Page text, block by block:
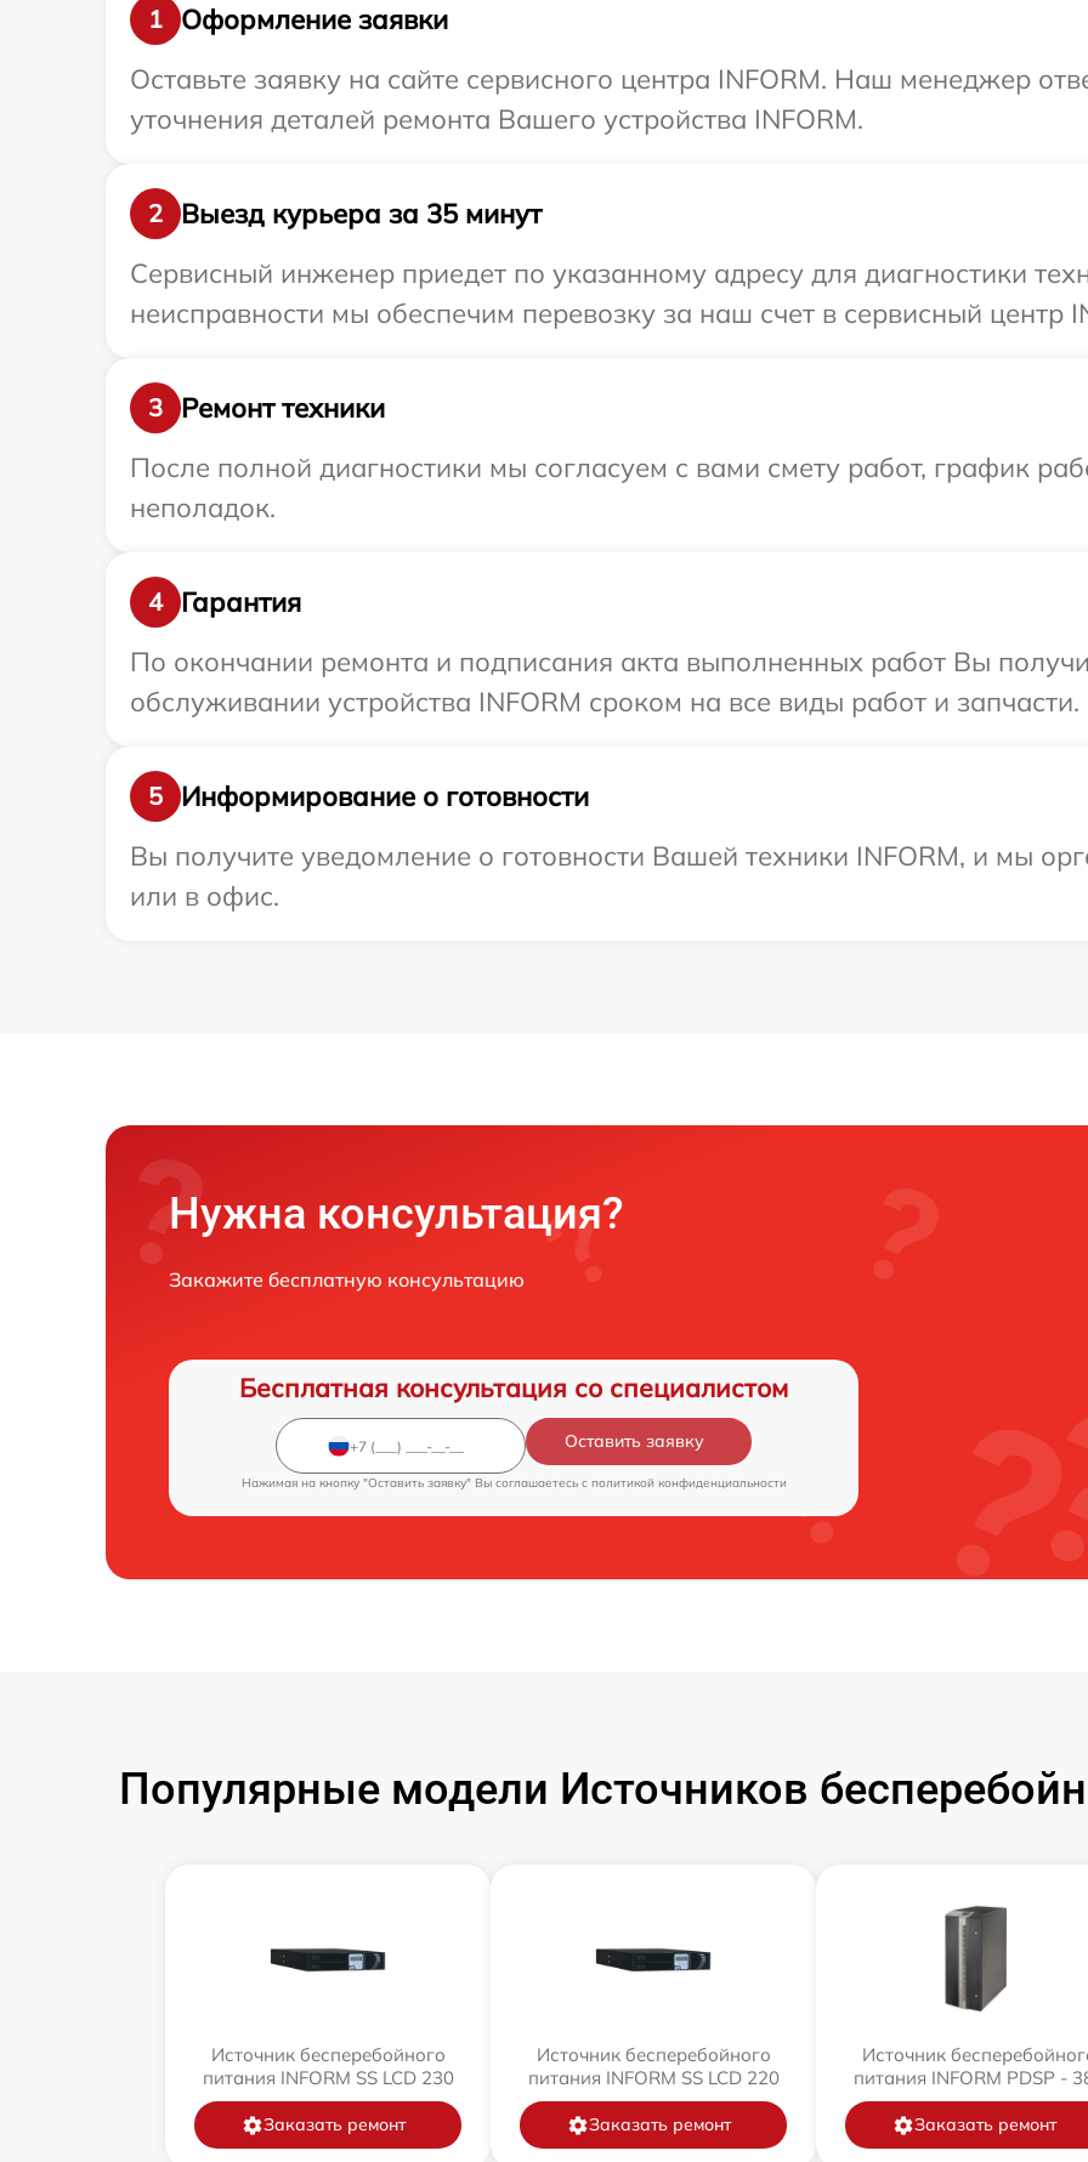
1
Оформление заявки
Оставьте заявку на сайте сервисного центра INFORM. Наш менеджер
уточнения деталей ремонта Вашего устройства INFORM.
2
Выезд курьера за 35 минут
Сервисный инженер приедет по указанному адресу для диагностики
неисправности мы обеспечим перевозку за наш счет в сервисный центр
3
Ремонт техники
После полной диагностики мы согласуем с вами смету работ, график
неполадок.
4
Гарантия
По окончании ремонта и подписания акта выполненных работ Вы
обслуживании устройства INFORM сроком на все виды работ и запчасти.
5
Информирование о готовности
Вы получите уведомление о готовности Вашей техники INFORM, и мы
или в офис.
Нужна консультация?
Закажите бесплатную консультацию
Бесплатная консультация со специалистом
Оставить заявку
Нажимая на кнопку "Оставить заявку" Вы соглашаетесь c политикой конфиденциальности
Популярные модели Источников
Источник бесперебойного
питания INFORM SS LCD 230
Заказать ремонт
Источник бесперебойного
питания INFORM SS LCD 220
Заказать ремонт
Источник
питания INFORM PDSP -
Заказать ремонт